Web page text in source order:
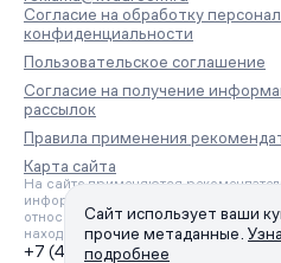
Согласие на обработку
конфиденциальности
Пользовательское соглашение
Согласие на получение
рассылок
Правила применения
Карта сайта
На сайте применяются
информации на основе сбора,
относящихся к предпочтениям
находящихся на территории
+7 (495) 157-88-80
Сайт использует ваши
прочие метаданные.
подробнее